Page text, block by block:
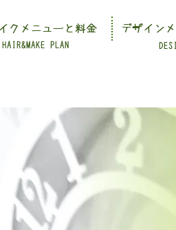
HAIR&MAKE PLAN
クメニューと料金 デザイン